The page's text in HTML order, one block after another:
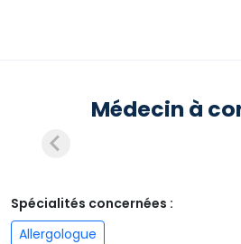
Médecin à
Spécialités concernées :
Allergologue